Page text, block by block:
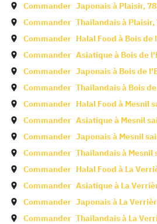
Commander Japonais à Plaisir,
Commander Thailandais à Plaisir,
Commander Halal Food à Bois de
Commander Asiatique à Bois de
Commander Japonais à Bois de
Commander Thailandais à Bois
Commander Halal Food à Mesnil
Commander Asiatique à Mesnil
Commander Japonais à Mesnil
Commander Thailandais à Mesnil
Commander Halal Food à La
Commander Asiatique à La
Commander Japonais à La
Commander Thailandais à La